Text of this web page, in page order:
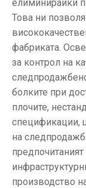
елиминирайки
Това ни
фабриката.
за контрол на
болките при
плочите,
спецификации,
на
производство